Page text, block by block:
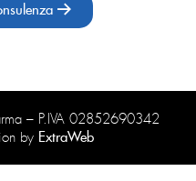
– P.IVA 02852690342
by ExtraWeb